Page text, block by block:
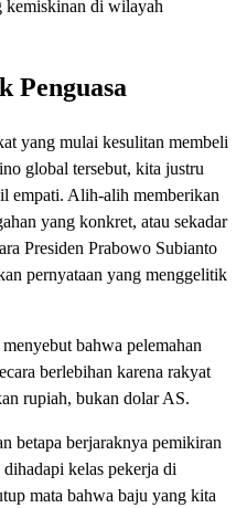
kemiskinan di wilayah
Penguasa
yang mulai kesulitan membeli
global tersebut, kita justru
empati. Alih-alih memberikan
yang konkret, atau sekadar
Presiden Prabowo Subianto
pernyataan yang menggelitik
bahwa pelemahan
berlebihan karena rakyat
rupiah, bukan dolar AS.
betapa berjaraknya pemikiran
kelas pekerja di
mata bahwa baju yang kita